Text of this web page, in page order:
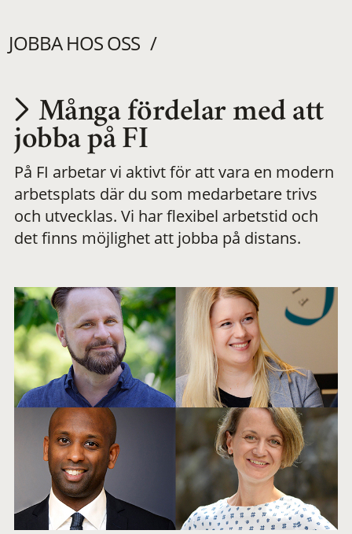
JOBBA HOS OSS
Utvecklas på en
meningsfull och
flexibel
Många fördelar med att
jobba på FI
På FI arbetar vi aktivt för att vara en modern
arbetsplats där du som medarbetare trivs
och utvecklas. Vi har flexibel arbetstid och
det finns möjlighet att jobba på distans.